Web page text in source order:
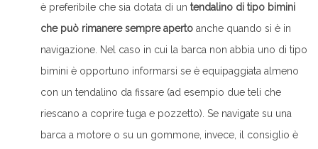
è preferibile che sia dotata di un tendalino di tipo bimini
che può rimanere sempre aperto anche quando si è in
navigazione. Nel caso in cui la barca non abbia uno di tipo
bimini è opportuno informarsi se è equipaggiata almeno
con un tendalino da fissare (ad esempio due teli che
riescano a coprire tuga e pozzetto). Se navigate su una
barca a motore o su un gommone, invece, il consiglio è